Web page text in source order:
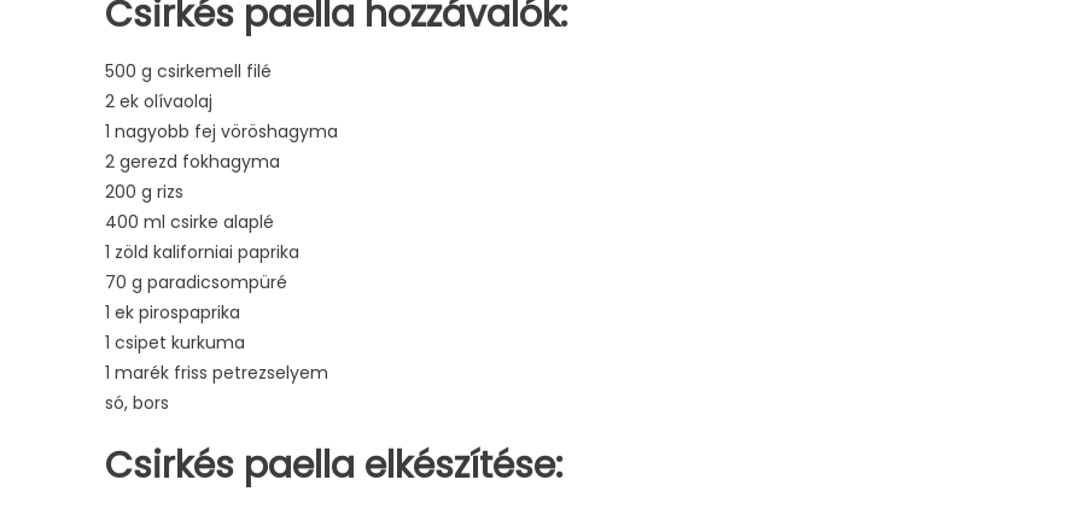
bejegyzéshez
Csirkés paella hozzávalók:
500 g csirkemell filé
2 ek olívaolaj
1 nagyobb fej vöröshagyma
2 gerezd fokhagyma
200 g rizs
400 ml csirke alaplé
1 zöld kaliforniai paprika
70 g paradicsompüré
1 ek pirospaprika
1 csipet kurkuma
1 marék friss petrezselyem
só, bors
Csirkés paella elkészítése: